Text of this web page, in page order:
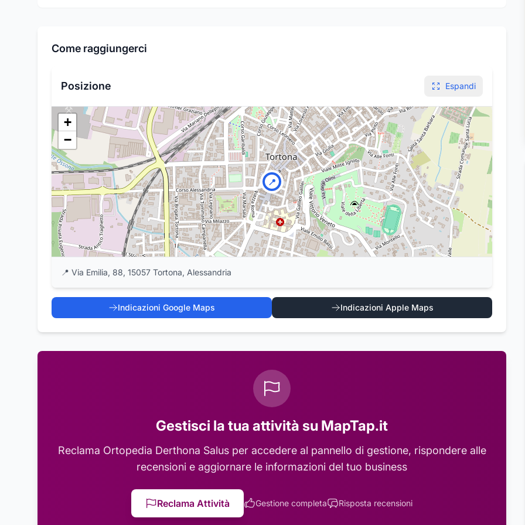
Come raggiungerci
Posizione Espandi
📍
+
−
📍 Via Emilia, 88, 15057 Tortona, Alessandria
Indicazioni Google Maps Indicazioni Apple Maps
Gestisci la tua attività su MapTap.it
Reclama Ortopedia Derthona Salusper accedere al pannello di gestione, rispondere alle
recensioni e aggiornare le informazioni del tuo business
Reclama Attività Gestione completa Risposta recensioni